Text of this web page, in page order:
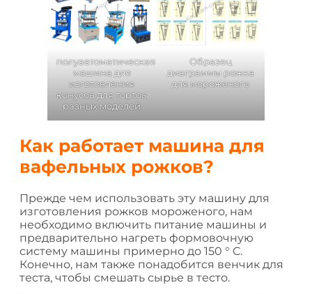
полуавтоматическая
машина для
изготовления
конусов для тортов
разных моделей
Образец
диаграммы рожка
для мороженого
Как работает машина для
вафельных рожков?
Прежде чем использовать эту машину для
изготовления рожков мороженого, нам
необходимо включить питание машины и
предварительно нагреть формовочную
систему машины примерно до 150 ° C.
Конечно, нам также понадобится венчик для
теста, чтобы смешать сырье в тесто.